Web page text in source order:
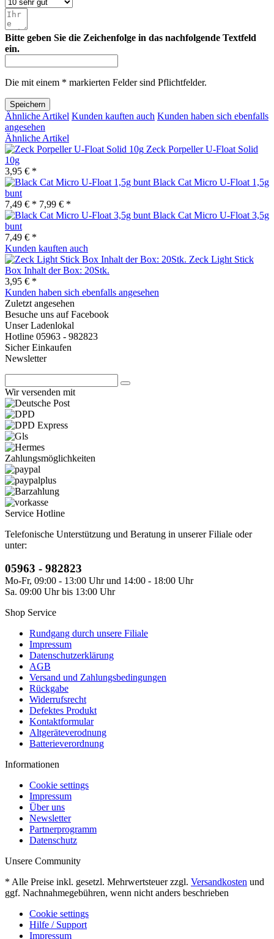
Bitte geben Sie die Zeichenfolge in das nachfolgende Textfeld
ein.
Die mit einem * markierten Felder sind Pflichtfelder.
Speichern
Ähnliche Artikel Kunden kauften auch Kunden haben sich ebenfalls
angesehen
Ähnliche Artikel
Zeck Porpeller U-Float Solid
10g
3,95 € *
Black Cat Micro U-Float 1,5g
bunt
7,49 € * 7,99 € *
Black Cat Micro U-Float 3,5g
bunt
7,49 € *
Kunden kauften auch
Zeck Light Stick
Box Inhalt der Box: 20Stk.
3,95 € *
Kunden haben sich ebenfalls angesehen
Zuletzt angesehen
Besuche uns auf Facebook
Unser Ladenlokal
Hotline 05963 - 982823
Sicher Einkaufen
Newsletter
Wir versenden mit
Zahlungsmöglichkeiten
Service Hotline
Telefonische Unterstützung und Beratung in unserer Filiale oder
unter:
05963 - 982823
Mo-Fr, 09:00 - 13:00 Uhr und 14:00 - 18:00 Uhr
Sa. 09:00 Uhr bis 13:00 Uhr
Shop Service
Rundgang durch unsere Filiale
Impressum
Datenschutzerklärung
AGB
Versand und Zahlungsbedingungen
Rückgabe
Widerrufsrecht
Defektes Produkt
Kontaktformular
Altgeräteverodnung
Batterieverordnung
Informationen
Cookie settings
Impressum
Über uns
Newsletter
Partnerprogramm
Datenschutz
Unsere Community
* Alle Preise inkl. gesetzl. Mehrwertsteuer zzgl. Versandkosten und
ggf. Nachnahmegebühren, wenn nicht anders beschrieben
Cookie settings
Hilfe / Support
Impressum